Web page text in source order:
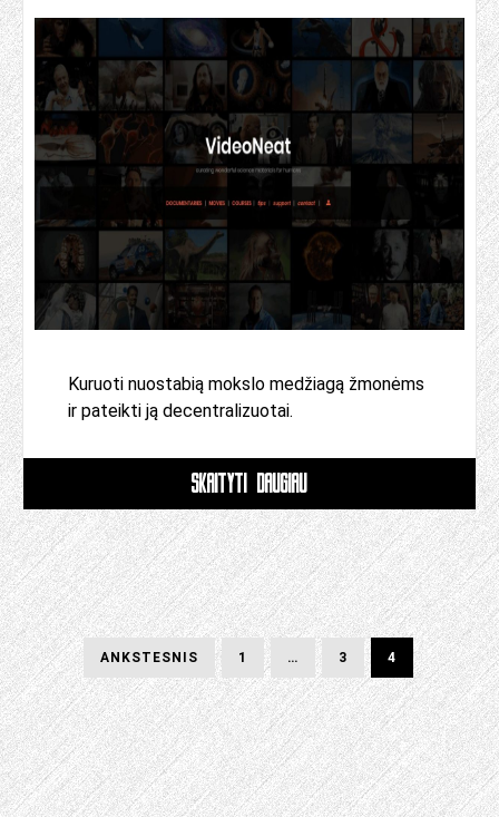
Kuruoti nuostabią mokslo medžiagą žmonėms
ir pateikti ją decentralizuotai.
SKAITYTI DAUGIAU
Žinutės
puslapiai
ANKSTESNIS
ANKSTESNIS
PUSLAPIS
PUSLAPIS 1 …
PUSLAPIS 3
PUSLAPIS 4